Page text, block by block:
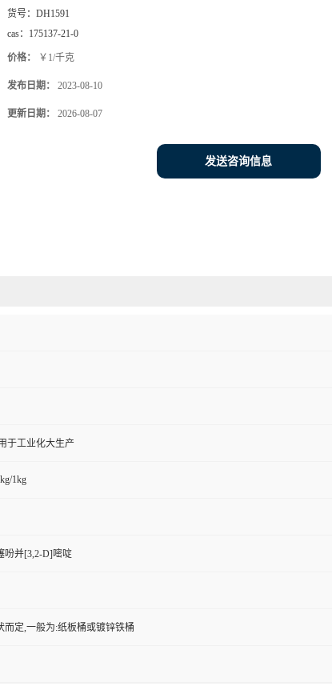
货号： DH1591
cas： 175137-21-0
价格： ￥1/千克
发布日期： 2023-08-10
更新日期： 2026-08-07
发送咨询信息
于工业化大生产
1kg
吩并[3,2-D]嘧啶
而定,一般为:纸板桶或镀锌铁桶